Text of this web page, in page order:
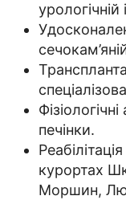
урологічній
печінки.
курортах
Моршин,